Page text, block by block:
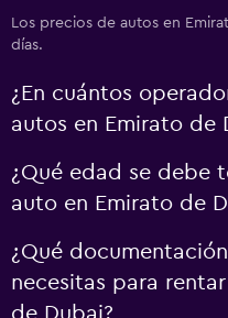
Los precios de autos en
días.
¿En cuántos
autos en Emirato de
¿Qué edad se debe
auto en Emirato de
¿Qué
necesitas para
de Dubai?